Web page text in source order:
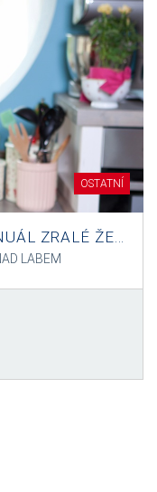
OSTATNÍ
LABEM